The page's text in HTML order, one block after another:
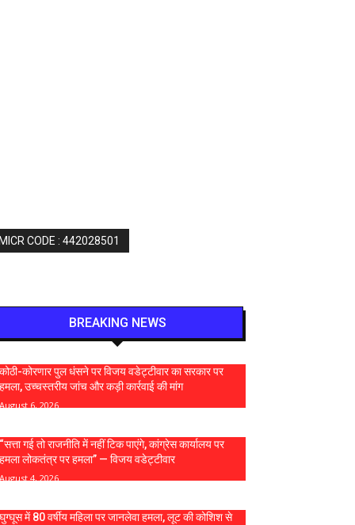
CODE : 442028501
BREAKING NEWS
कोठी-कोरणार पुल धंसने पर विजय वडेट्टीवार का सरकार पर
हमला, उच्चस्तरीय जांच और कड़ी कार्रवाई की मांग
August 6, 2026
“सत्ता गई तो राजनीति में नहीं टिक पाएंगे, कांग्रेस कार्यालय पर
हमला लोकतंत्र पर हमला” — विजय वडेट्टीवार
August 4, 2026
घुग्घूस में 80 वर्षीय महिला पर जानलेवा हमला, लूट की कोशिश से